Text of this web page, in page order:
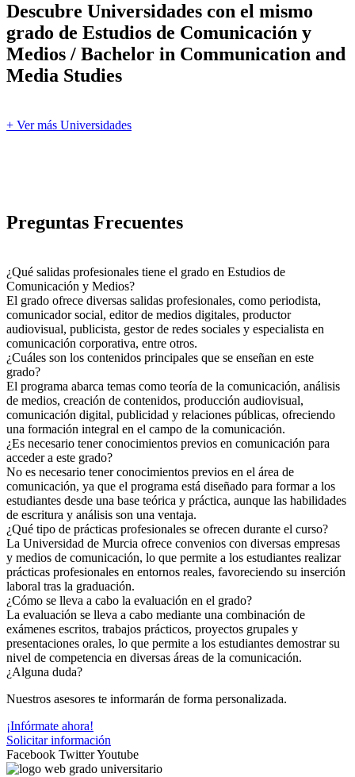
Descubre Universidades con el mismo
grado de Estudios de Comunicación y
Medios / Bachelor in Communication and
Media Studies
+ Ver más Universidades
Preguntas Frecuentes
¿Qué salidas profesionales tiene el grado en Estudios de
Comunicación y Medios?
El grado ofrece diversas salidas profesionales, como periodista,
comunicador social, editor de medios digitales, productor
audiovisual, publicista, gestor de redes sociales y especialista en
comunicación corporativa, entre otros.
¿Cuáles son los contenidos principales que se enseñan en este
grado?
El programa abarca temas como teoría de la comunicación, análisis
de medios, creación de contenidos, producción audiovisual,
comunicación digital, publicidad y relaciones públicas, ofreciendo
una formación integral en el campo de la comunicación.
¿Es necesario tener conocimientos previos en comunicación para
acceder a este grado?
No es necesario tener conocimientos previos en el área de
comunicación, ya que el programa está diseñado para formar a los
estudiantes desde una base teórica y práctica, aunque las habilidades
de escritura y análisis son una ventaja.
¿Qué tipo de prácticas profesionales se ofrecen durante el curso?
La Universidad de Murcia ofrece convenios con diversas empresas
y medios de comunicación, lo que permite a los estudiantes realizar
prácticas profesionales en entornos reales, favoreciendo su inserción
laboral tras la graduación.
¿Cómo se lleva a cabo la evaluación en el grado?
La evaluación se lleva a cabo mediante una combinación de
exámenes escritos, trabajos prácticos, proyectos grupales y
presentaciones orales, lo que permite a los estudiantes demostrar su
nivel de competencia en diversas áreas de la comunicación.
¿Alguna duda?
Nuestros asesores te informarán de forma personalizada.
¡Infórmate ahora!
Solicitar información
Facebook TwitterYoutube